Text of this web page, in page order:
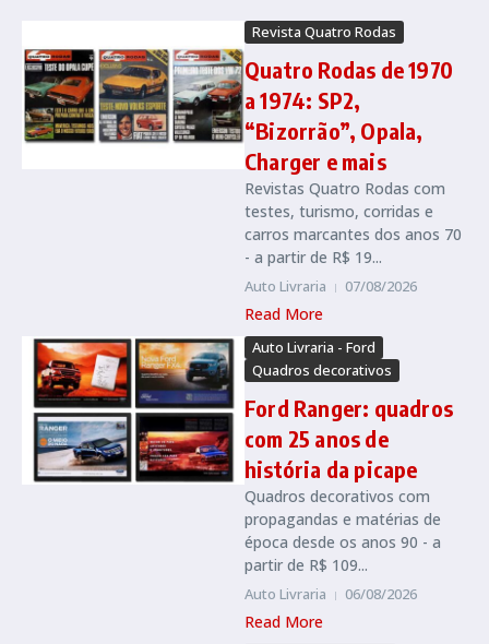
Revista Quatro Rodas
Quatro Rodas de 1970
a 1974: SP2,
“Bizorrão”, Opala,
Charger e mais
Revistas Quatro Rodas com
testes, turismo, corridas e
carros marcantes dos anos 70
- a partir de R$ 19...
Auto Livraria 07/08/2026
Read More
Auto Livraria - Ford
Quadros decorativos
Ford Ranger: quadros
com 25 anos de
história da picape
Quadros decorativos com
propagandas e matérias de
época desde os anos 90 - a
partir de R$ 109...
Auto Livraria 06/08/2026
Read More